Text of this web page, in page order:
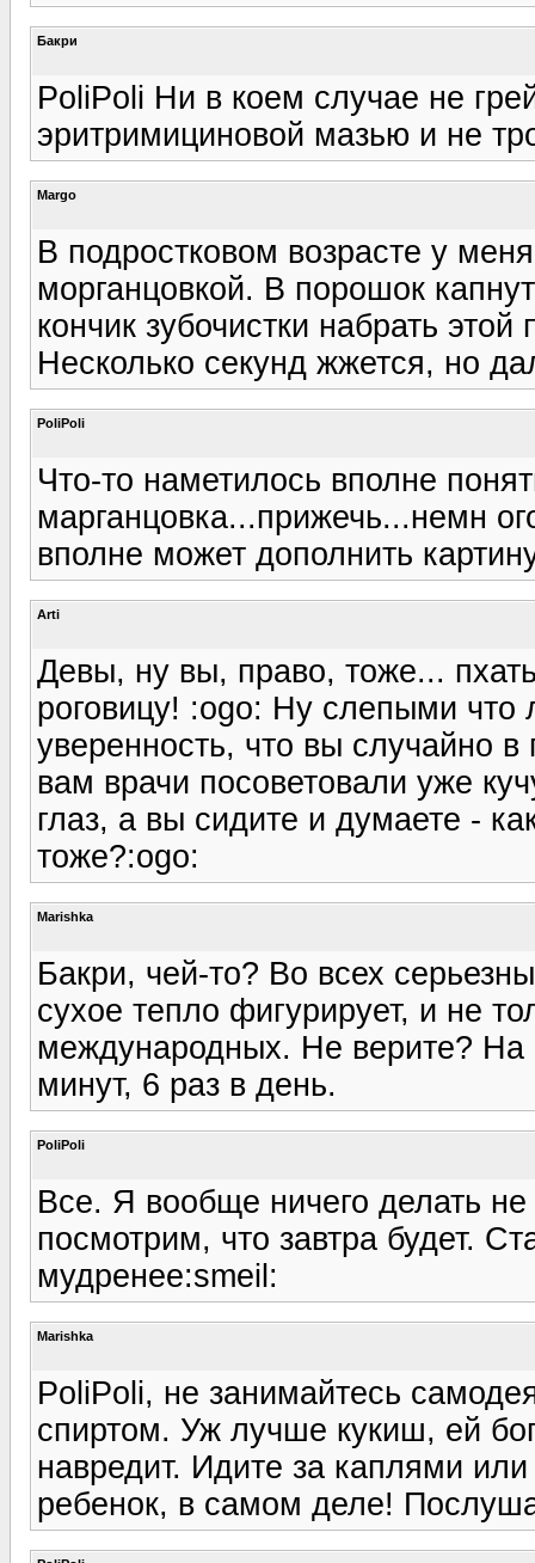
Бакри
PoliPoli Ни в коем случае не
эритримициновой мазью и не
Margo
В подростковом возрасте у
морганцовкой. В порошок
кончик зубочистки набрать
Несколько секунд жжется, но
PoliPoli
Что-то наметилось вполне
марганцовка...прижечь...немн
вполне может дополнить
Arti
Девы, ну вы, право, тоже...
роговицу! :ogo: Ну слепыми что
уверенность, что вы случайно
вам врачи посоветовали уже
глаз, а вы сидите и думаете -
тоже?:ogo:
Marishka
Бакри, чей-то? Во всех
сухое тепло фигурирует, и не
международных. Не верите? На
минут, 6 раз в день.
PoliPoli
Все. Я вообще ничего делать
посмотрим, что завтра будет.
мудренее:smeil:
Marishka
PoliPoli, не занимайтесь
спиртом. Уж лучше кукиш, ей
навредит. Идите за каплями
ребенок, в самом деле!